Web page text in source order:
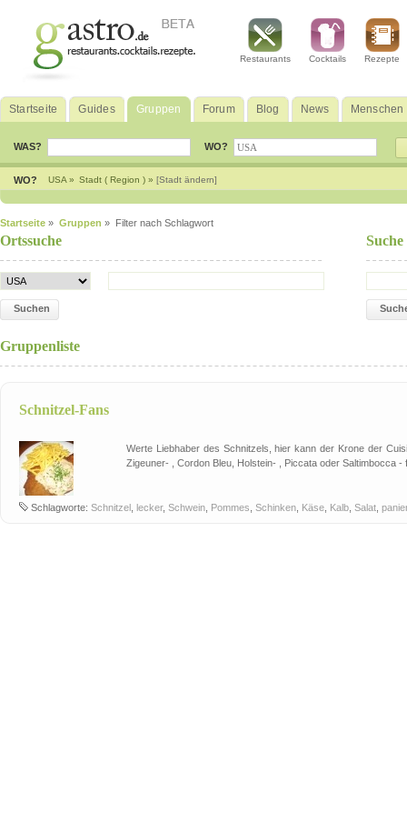
Restaurants Cocktails Rezepte
Startseite Guides Gruppen Forum Blog News Menschen
WAS? WO?
WO? USA » Stadt ( Region ) » [Stadt ändern]
Startseite » Gruppen » Filter nach Schlagwort
Ortssuche
Suchen
Gruppenliste
Schnitzel-Fans
Werte Liebhaber des Schnitzels, hier kann der Krone der
Zigeuner- , Cordon Bleu, Holstein- , Piccata oder Saltimbocca
Schlagworte: Schnitzel lecker, Schwein Pommes Schinken Käse Kalb Salat